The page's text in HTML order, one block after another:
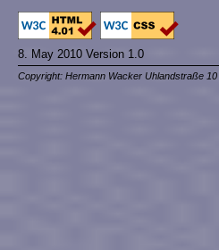
8. May 2010 Version 1.0
Copyright: Hermann Wacker Uhlandstraße